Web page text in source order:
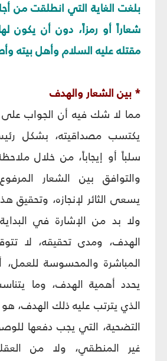
بلغت الغاية التي انطلقت من
شعاراً أو رمزاً، دون أن يكون
مقتله عليه السلام وأهل بيته
* بين الشعار والهدف
مما لا شك فيه أن الجواب على
يكتسب مصداقيته، بشكل
سلباً أو إيجاباً، من خلال
والتوافق بين الشعار
يسعى الثائر لإنجازه، وتحقيق
ولا بد من الإشارة في
الهدف، ومدى تحقيقه، لا
المباشرة والمحسوسة للعمل،
يحدد أهمية الهدف، وما
الذي يترتب عليه ذلك الهدف،
التضحية، التي يجب دفعها
غير المنطقي، ولا من